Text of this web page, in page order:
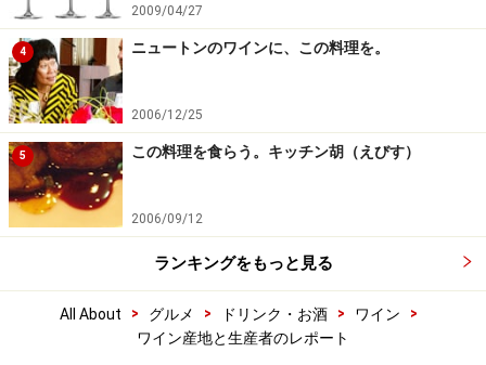
2009/04/27
4 ニュートンのワインに、この料理を。
2006/12/25
5 この料理を食らう。キッチン胡（えびす）
2006/09/12
ランキングをもっと見る
All About > グルメ > ドリンク・お酒 > ワイン
>
ワイン産地と生産者のレポート